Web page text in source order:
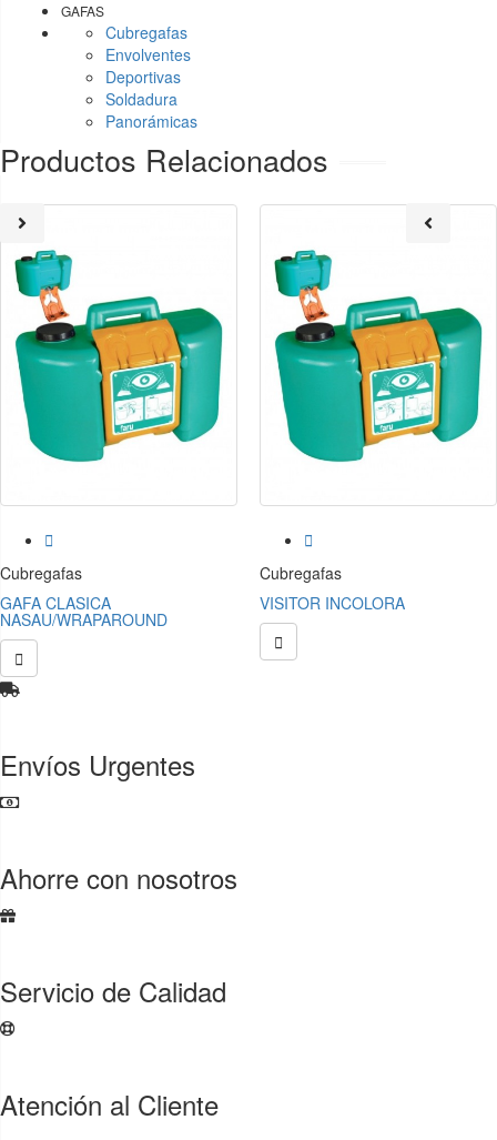
GAFAS
Cubregafas
Envolventes
Deportivas
Soldadura
Panorámicas
Productos Relacionados

Cubregafas
GAFA CLASICA
NASAU/WRAPAROUND


Cubregafas
VISITOR INCOLORA

Envíos Urgentes
Ahorre con nosotros
Servicio de Calidad
Atención al Cliente